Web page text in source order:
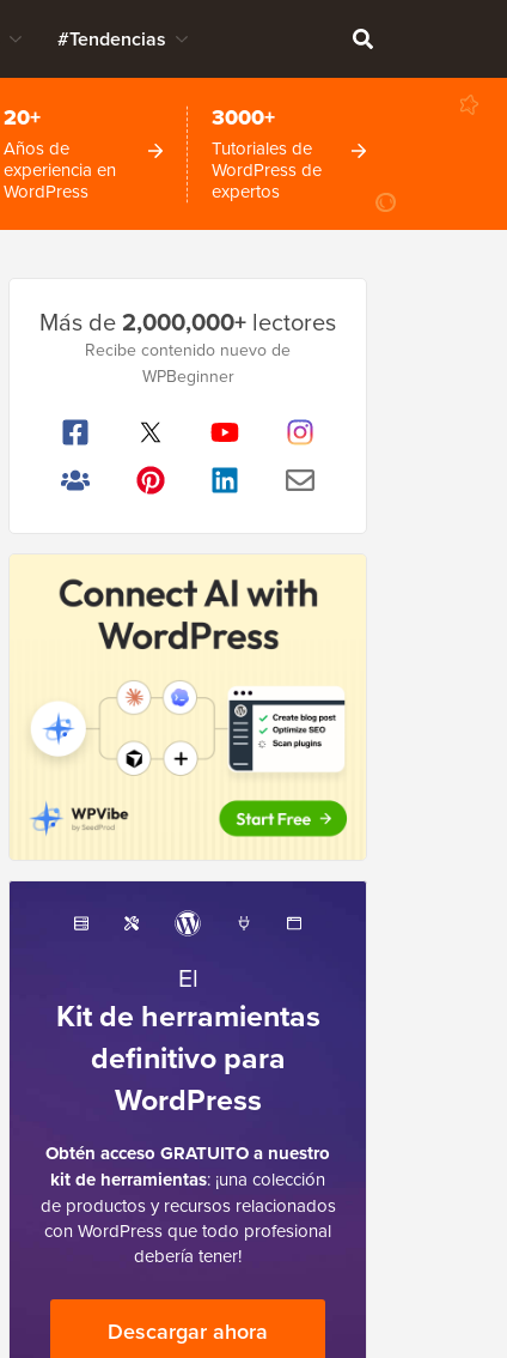
#Tendencias
20+
Años de
experiencia en
WordPress
3000+
Tutoriales de
WordPress de
expertos
lateral
Más de2,000,000+ lectores
Recibe contenido nuevo de
WPBeginner
El
Kit de herramientas
definitivo para
WordPress
Obtén acceso GRATUITO a nuestro
kit de herramientas: ¡una colección
de productos y recursos relacionados
con WordPress que todo profesional
debería tener!
Descargar ahora